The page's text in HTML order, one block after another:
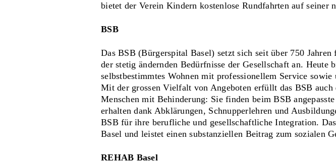
bietet der Verein Kindern kostenlose Rundfahrten auf seiner
BSB
Das BSB (Bürgerspital Basel) setzt sich seit über 750
der stetig ändernden Bedürfnisse der Gesellschaft an. Heute
selbstbestimmtes Wohnen mit professionellem Service sowie
Mit der grossen Vielfalt von Angeboten erfüllt das BSB
Menschen mit Behinderung: Sie finden beim BSB
erhalten dank Abklärungen, Schnupperlehren und
BSB für ihre berufliche und gesellschaftliche Integration.
Basel und leistet einen substanziellen Beitrag zum sozialen
REHAB Basel